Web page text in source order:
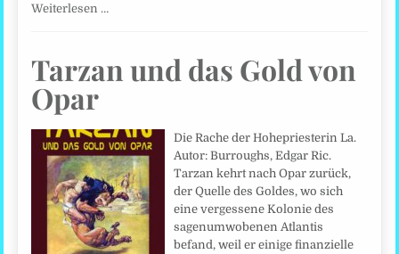
Weiterlesen …
Tarzan und das Gold von
Opar
Die Rache der Hohepriesterin La.
Autor: Burroughs, Edgar Ric.
Tarzan kehrt nach Opar zurück,
der Quelle des Goldes, wo sich
eine vergessene Kolonie des
sagenumwobenen Atlantis
befand, weil er einige finanzielle